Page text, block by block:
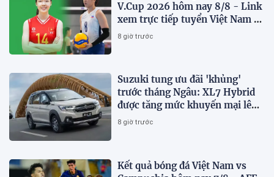
V.Cup 2026 hôm nay 8/8 - Link
xem trực tiếp tuyển Việt Nam vs
Philippines
8 giờ trước
Suzuki tung ưu đãi 'khủng'
trước tháng Ngâu: XL7 Hybrid
được tăng mức khuyến mại lên
75 triệu đồng
8 giờ trước
Kết quả bóng đá Việt Nam vs